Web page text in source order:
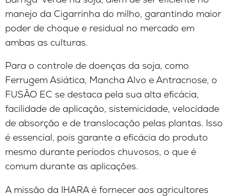
manejo da Cigarrinha do milho, garantindo maior
poder de choque e residual no mercado em
ambas as culturas.
Para o controle de doenças da soja, como
Ferrugem Asiática, Mancha Alvo e Antracnose, o
FUSÃO EC se destaca pela sua alta eficácia,
facilidade de aplicação, sistemicidade, velocidade
de absorção e de translocação pelas plantas. Isso
é essencial, pois garante a eficácia do produto
mesmo durante períodos chuvosos, o que é
comum durante as aplicações.
A missão da IHARA é fornecer aos agricultores